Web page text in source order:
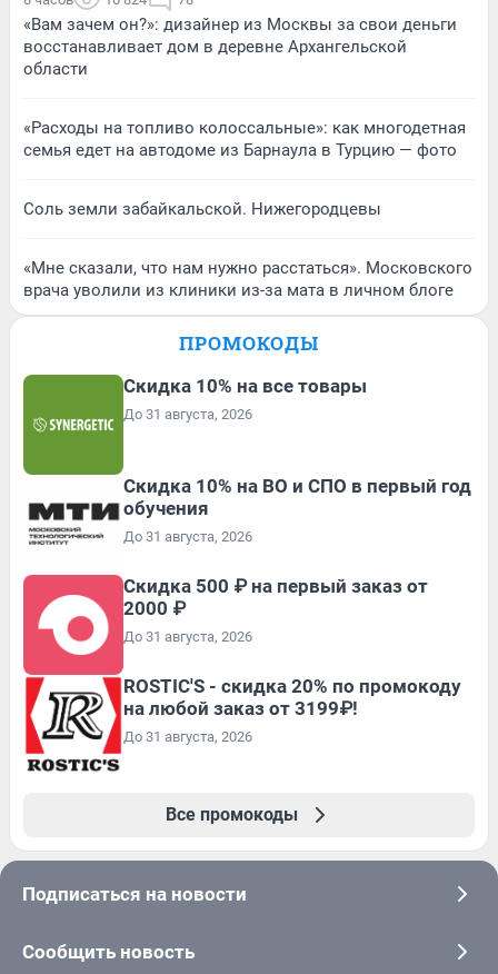
«Вам зачем он?»: дизайнер из Москвы за свои деньги
восстанавливает дом в деревне Архангельской
области
«Расходы на топливо колоссальные»: как многодетная
семья едет на автодоме из Барнаула в Турцию — фото
Соль земли забайкальской. Нижегородцевы
«Мне сказали, что нам нужно расстаться». Московского
врача уволили из клиники из-за мата в личном блоге
ПРОМОКОДЫ
Скидка 10% на все товары
До 31 августа, 2026
Скидка 10% на ВО и СПО в первый год
обучения
До 31 августа, 2026
Скидка 500 ₽ на первый заказ от
2000 ₽
До 31 августа, 2026
ROSTIC'S - скидка 20% по промокоду
на любой заказ от 3199₽!
До 31 августа, 2026
Все промокоды
Подписаться на новости
Сообщить новость